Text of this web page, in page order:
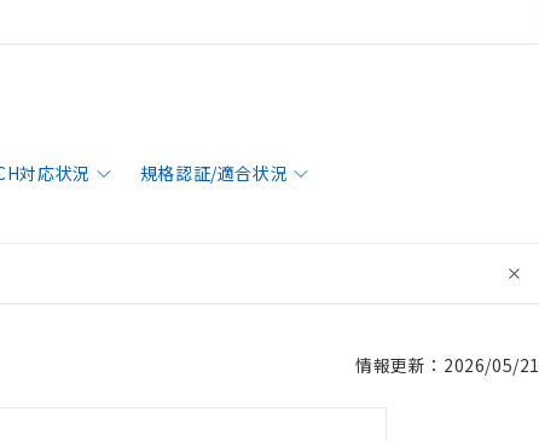
対応状況 規格認証/適合状況
情報更新：2026/05/21